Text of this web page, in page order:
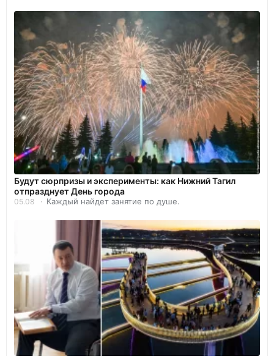
Будут сюрпризы и эксперименты: как Нижний Тагил
отпразднует День города
05.08 Каждый найдет занятие по душе.